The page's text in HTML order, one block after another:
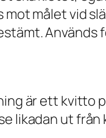
mot målet vid
är ett kvitto
likadan ut från